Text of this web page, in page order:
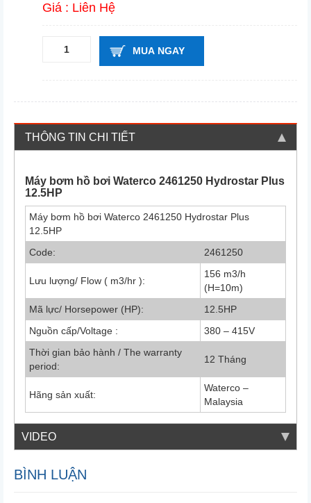
Giá : Liên Hệ
MUA NGAY
THÔNG TIN CHI TIẾT
Máy bơm hồ bơi Waterco 2461250 Hydrostar Plus
12.5HP
Máy bơm hồ bơi Waterco 2461250 Hydrostar Plus
12.5HP
Code:
2461250
Lưu lượng/ Flow ( m3/hr ):
156 m3/h
(H=10m)
Mã lực/ Horsepower (HP):
12.5HP
Nguồn cấp/Voltage :
380 – 415V
Thời gian bảo hành / The warranty
period:
12 Tháng
Hãng sản xuất:
Waterco –
Malaysia
VIDEO
BÌNH LUẬN